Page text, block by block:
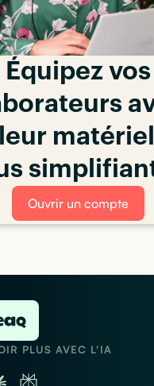
Équipez vos
Ouvrir un compte
PLUS AVEC L'IA